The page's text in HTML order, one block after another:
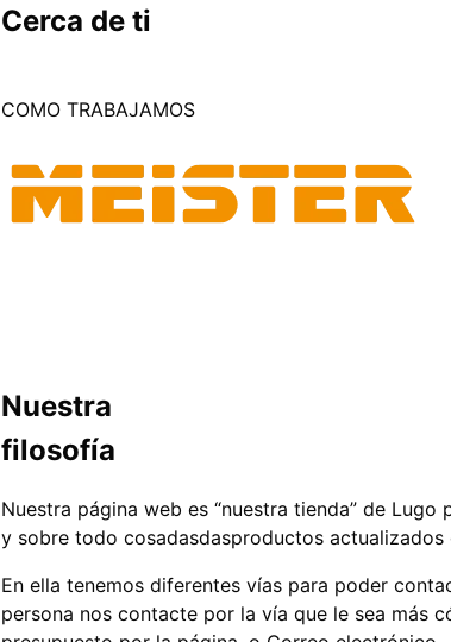
Cerca de ti
COMO TRABAJAMOS
Nuestra
filosofía
Nuestra página web es “nuestra tienda” de
y sobre todo cosadasdasproductos actualizados
En ella tenemos diferentes vías para poder
persona nos contacte por la vía que le sea más